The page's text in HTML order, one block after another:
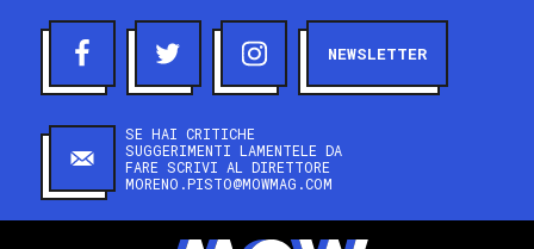
NEWSLETTER
SE HAI CRITICHE
SUGGERIMENTI LAMENTELE DA
FARE SCRIVI AL DIRETTORE
MORENO.PISTO@MOWMAG.COM